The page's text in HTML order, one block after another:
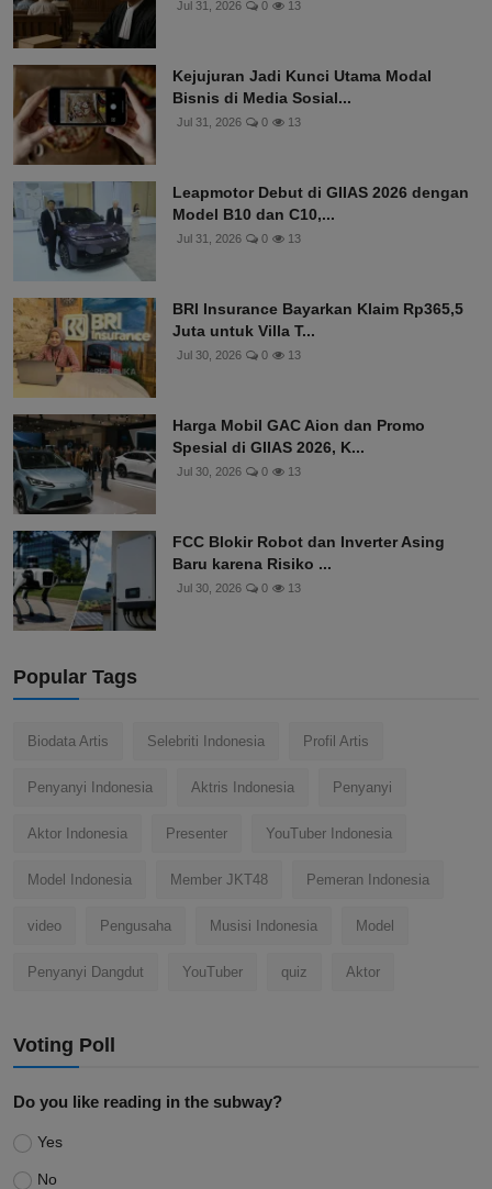
Jul 31, 2026 0 13
Kejujuran Jadi Kunci Utama Modal
Bisnis di Media Sosial...
Jul 31, 2026 0 13
Leapmotor Debut di GIIAS 2026 dengan
Model B10 dan C10,...
Jul 31, 2026 0 13
BRI Insurance Bayarkan Klaim Rp365,5
Juta untuk Villa T...
Jul 30, 2026 0 13
Harga Mobil GAC Aion dan Promo
Spesial di GIIAS 2026, K...
Jul 30, 2026 0 13
FCC Blokir Robot dan Inverter Asing
Baru karena Risiko ...
Jul 30, 2026 0 13
Popular Tags
Biodata Artis Selebriti Indonesia Profil Artis
Penyanyi Indonesia Aktris Indonesia Penyanyi
Aktor Indonesia Presenter YouTuber Indonesia
Model Indonesia Member JKT48 Pemeran Indonesia
video Pengusaha Musisi Indonesia Model
Penyanyi Dangdut YouTuber quiz Aktor
Voting Poll
Do you like reading in the subway?
Yes
No